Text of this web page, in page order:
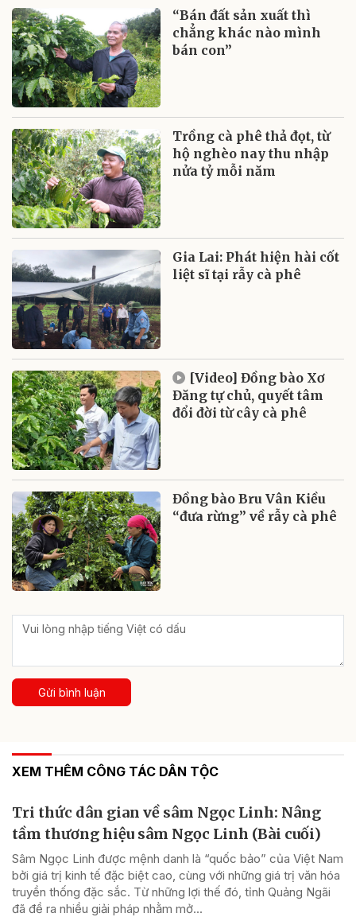
“Bán đất sản xuất thì
chẳng khác nào mình
bán con”
Trồng cà phê thả đọt, từ
hộ nghèo nay thu nhập
nửa tỷ mỗi năm
Gia Lai: Phát hiện hài cốt
liệt sĩ tại rẫy cà phê
[Video] Đồng bào Xơ
Đăng tự chủ, quyết tâm
đổi đời từ cây cà phê
Đồng bào Bru Vân Kiều
“đưa rừng” về rẫy cà phê
Gửi bình luận
XEM THÊM CÔNG TÁC DÂN TỘC
Tri thức dân gian về sâm Ngọc Linh: Nâng
tầm thương hiệu sâm Ngọc Linh (Bài cuối)
Sâm Ngọc Linh được mệnh danh là “quốc bảo” của Việt Nam
bởi giá trị kinh tế đặc biệt cao, cùng với những giá trị văn hóa
truyền thống đặc sắc. Từ những lợi thế đó, tỉnh Quảng Ngãi
đã đề ra nhiều giải pháp nhằm mở...